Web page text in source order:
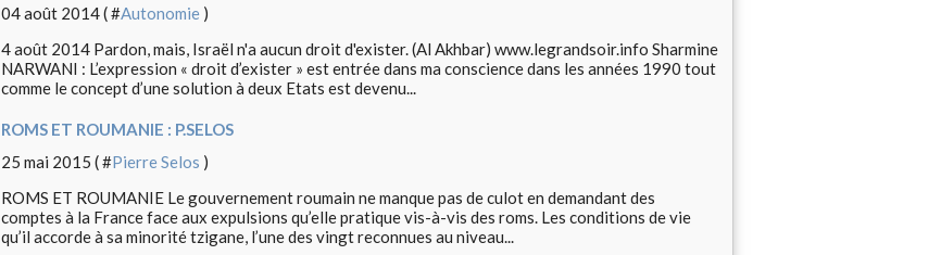
04 août 2014 ( #Autonomie )
4 août 2014 Pardon, mais, Israël n'a aucun droit d'exister. (Al Akhbar) www.legrandsoir.info Sharmine
NARWANI : L’expression « droit d’exister » est entrée dans ma conscience dans les années 1990 tout
comme le concept d’une solution à deux Etats est devenu...
ROMS ET ROUMANIE : P.SELOS
25 mai 2015 ( #Pierre Selos )
ROMS ET ROUMANIE Le gouvernement roumain ne manque pas de culot en demandant des
comptes à la France face aux expulsions qu’elle pratique vis-à-vis des roms. Les conditions de vie
qu’il accorde à sa minorité tzigane, l’une des vingt reconnues au niveau...